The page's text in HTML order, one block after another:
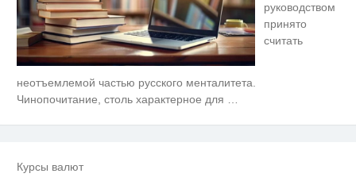
руководством
принято
считать
неотъемлемой частью русского менталитета.
Чинопочитание, столь характерное для
Курсы валют
i
Королева вагона отожгла! Видео
не оставит равнодушным